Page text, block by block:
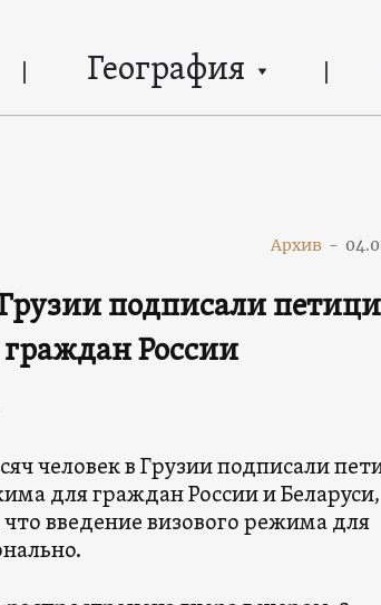
География
Архив -
подписали
России
человек в Грузии подписали
для граждан России и Беларуси,
введение визового режима для